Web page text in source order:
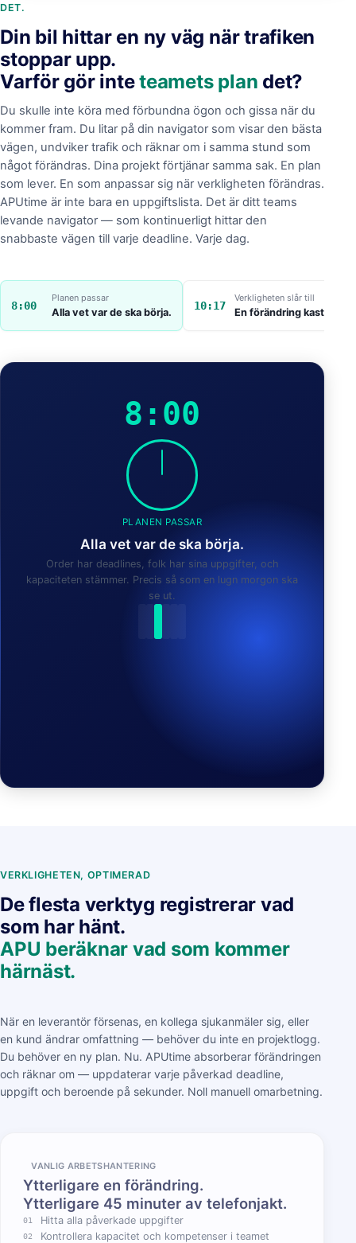
DET.
Din bil hittar en ny väg när trafiken
stoppar upp.
Varför gör inteteamets plan det?
Du skulle inte köra med förbundna ögon och gissa när du
kommer fram. Du litar på din navigator som visar den bästa
vägen, undviker trafik och räknar om i samma stund som
något förändras. Dina projekt förtjänar samma sak. En plan
som lever. En som anpassar sig när verkligheten förändras.
APUtime är inte bara en uppgiftslista. Det är ditt teams
levande navigator — som kontinuerligt hittar den
snabbaste vägen till varje deadline. Varje dag.
8:00
Planen passar
Alla vet var de ska börja.
10:17
Verkligheten slår till
En förändring kastar om
8:00
PLANEN PASSAR
Alla vet var de ska börja.
Order har deadlines, folk har sina uppgifter, och
kapaciteten stämmer. Precis så som en lugn morgon ska
se ut.
VERKLIGHETEN, OPTIMERAD
De flesta verktyg registrerar vad
som har hänt.
APU beräknar vad som kommer
härnäst.
När en leverantör försenas, en kollega sjukanmäler sig, eller
en kund ändrar omfattning — behöver du inte en projektlogg.
Du behöver en ny plan. Nu. APUtime absorberar förändringen
och räknar om — uppdaterar varje påverkad deadline,
uppgift och beroende på sekunder. Noll manuell omarbetning.
VANLIG ARBETSHANTERING
Ytterligare en förändring.
Ytterligare 45 minuter av telefonjakt.
01 Hitta alla påverkade uppgifter
02 Kontrollera kapacitet och kompetenser i teamet